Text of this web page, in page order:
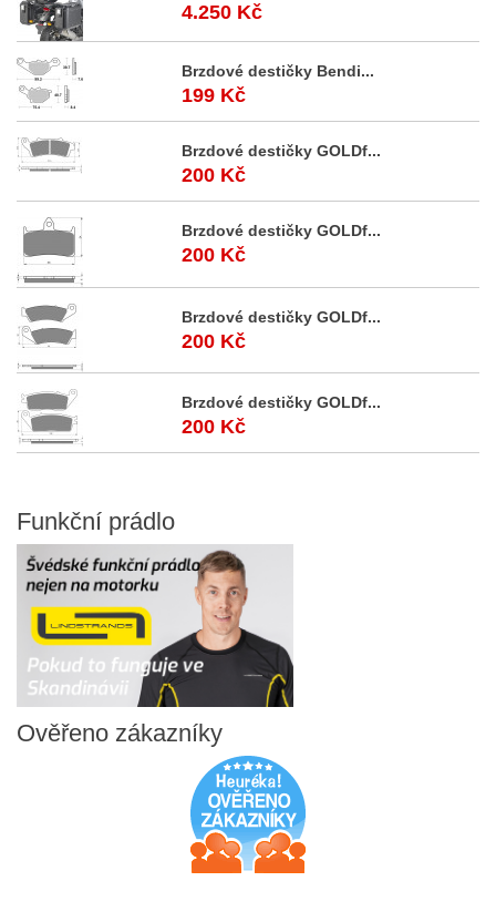
4.250 Kč
Brzdové destičky Bendi...
199 Kč
Brzdové destičky GOLDf...
200 Kč
Brzdové destičky GOLDf...
200 Kč
Brzdové destičky GOLDf...
200 Kč
Brzdové destičky GOLDf...
200 Kč
Funkční prádlo
Ověřeno zákazníky